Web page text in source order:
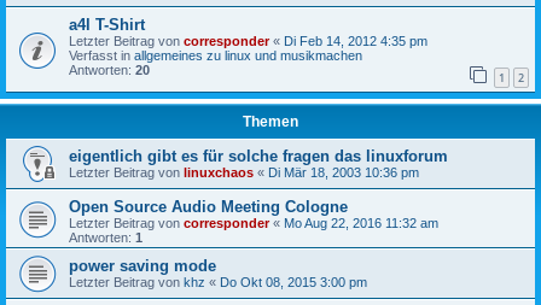
a4l T-Shirt
Letzter Beitrag von corresponder« Di Feb 14, 2012 4:35 pm
Verfasst in allgemeines zu linux und musikmachen
Antworten: 20 1 2
Themen
eigentlich gibt es für solche fragen das linuxforum
Letzter Beitrag von linuxchaos « Di Mär 18, 2003 10:36 pm
Open Source Audio Meeting Cologne
Letzter Beitrag von corresponder« Mo Aug 22, 2016 11:32 am
Antworten: 1
power saving mode
Letzter Beitrag von khz « Do Okt 08, 2015 3:00 pm